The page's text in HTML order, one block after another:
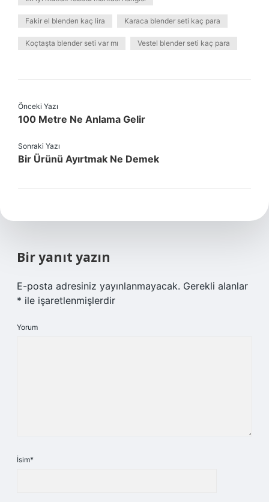
Fakir el blenderı kaç lira Karaca blender seti kaç para
Koçtaşta blender seti var mı Vestel blender seti kaç para
Önceki Yazı
100 Metre Ne Anlama Gelir
Sonraki Yazı
Bir Ürünü Ayırtmak Ne Demek
Bir yanıt yazın
E-posta adresiniz yayınlanmayacak. Gerekli alanlar
* ile işaretlenmişlerdir
Yorum
İsim*